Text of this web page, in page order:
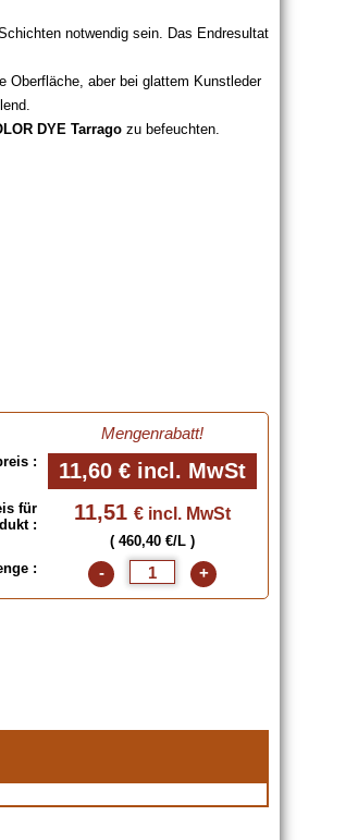
notwendig sein. Das Endresultat
aber bei glattem Kunstleder
DYE Tarrago zu befeuchten.
Mengenrabatt!
: 11,60 € incl. MwSt
für
:
11,51 € incl. MwSt
( 460,40 €/L )
:
- +